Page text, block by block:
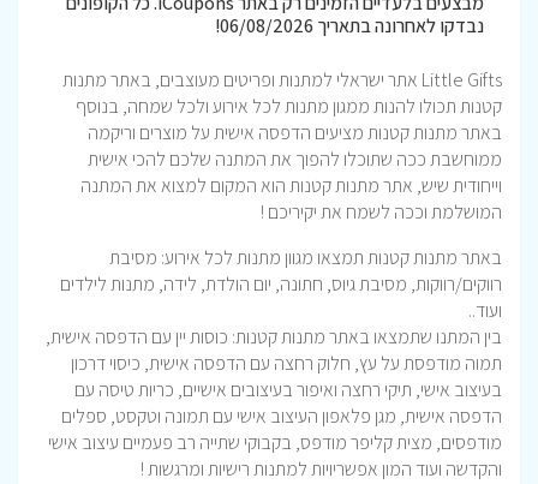
נבדקו לאחרונה בתאריך 06/08/2026!
Little Gifts אתר ישראלי למתנות ופריטים מעוצבים, באתר מתנות
קטנות תכולו להנות ממגון מתנות לכל אירוע ולכל שמחה, בנוסף
באתר מתנות קטנות מציעים הדפסה אישית על מוצרים וריקמה
ממוחשבת ככה שתוכלו להפוך את המתנה שלכם להכי אישית
וייחודית שיש, אתר מתנות קטנות הוא המקום למצוא את המתנה
המושלמת וככה לשמח את יקיריכם !
באתר מתנות קטנות תמצאו מגוון מתנות לכל אירוע: מסיבת
רווקים/רווקות, מסיבת גיוס, חתונה, יום הולדת, לידה, מתנות לילדים
ועוד..
בין המתנו שתמצאו באתר מתנות קטנות: כוסות יין עם הדפסה אישית,
תמוה מודפסת על עץ, חלוק רחצה עם הדפסה אישית, כיסוי דרכון
בעיצוב אישי, תיקי רחצה ואיפור בעיצובים אישיים, כריות טיסה עם
הדפסה אישית, מגן פלאפון העיצוב אישי עם תמונה וטקסט, ספלים
מודפסים, מצית קליפר מודפס, בקבוקי שתייה רב פעמיים עיצוב אישי
והקדשה ועוד המון אפשריויות למתנות רישיות ומרגשות !